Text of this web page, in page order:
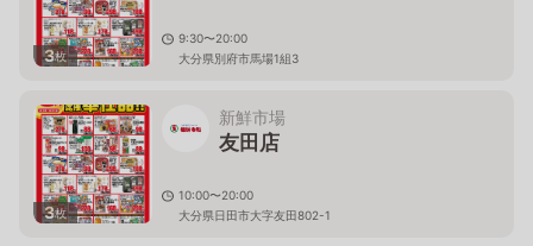
3枚
9:30〜20:00
大分県別府市馬場1組3
3枚
新鮮市場
友田店
10:00〜20:00
大分県日田市大字友田802-1